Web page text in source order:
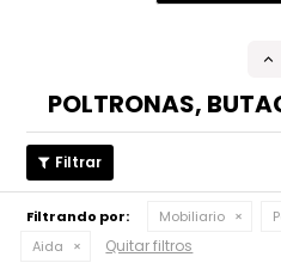
POLTRONAS,
Filtrando por: Mobiliario
Aida
Quitar filtros